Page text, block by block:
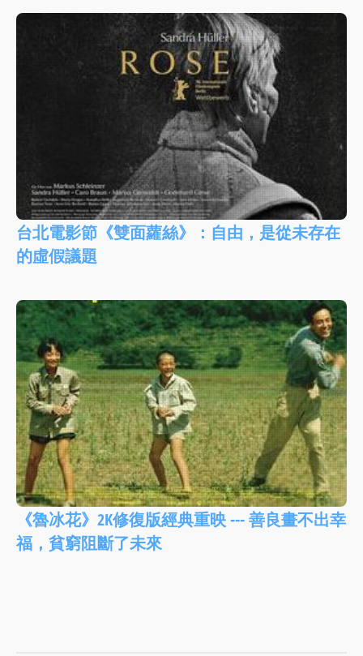
台北電影節《雙面蘿絲》：自由，是從未存在
的虛假議題
《魯冰花》2K修復版經典重映 --- 善良畫不出幸
福，貧窮阻斷了未來